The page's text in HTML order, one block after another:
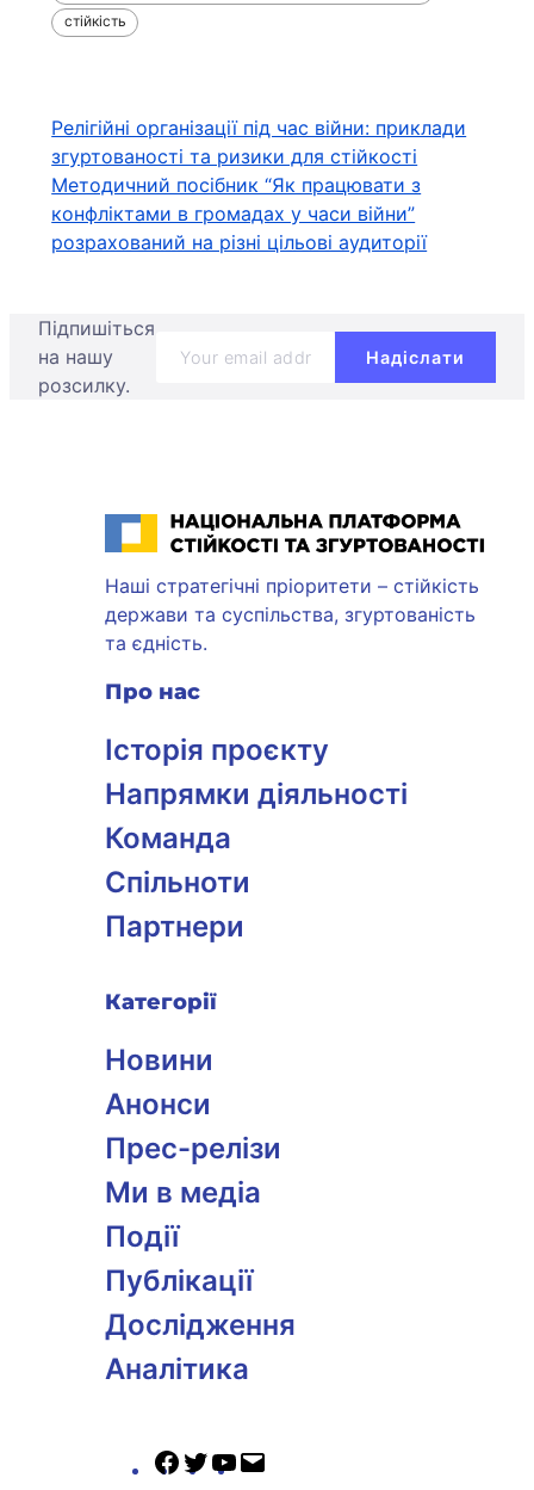
стійкість
Навігація
записів
Релігійні організації під час війни: приклади
згуртованості та ризики для стійкості
Методичний посібник “Як працювати з
конфліктами в громадах у часи війни”
розрахований на різні цільові аудиторії
Підпишіться
на нашу
розсилку.
Національна платформа стійкості та згуртованості
Наші стратегічні пріоритети – стійкість
держави та суспільства, згуртованість
та єдність.
Про нас
Історія проєкту
Напрямки діяльності
Команда
Спільноти
Партнери
Категорії
Новини
Анонси
Прес-релізи
Ми в медіа
Події
Публікації
Дослідження
Аналітика